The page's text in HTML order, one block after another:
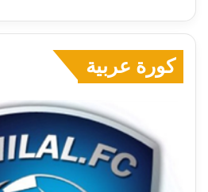
كورة عربية